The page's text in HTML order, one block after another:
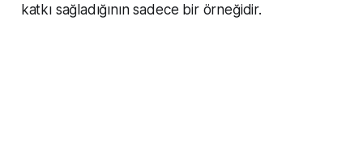
katkı sağladığının sadece bir örneğidir.